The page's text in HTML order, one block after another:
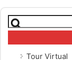
Pesquisar
por:
Tour Virtual